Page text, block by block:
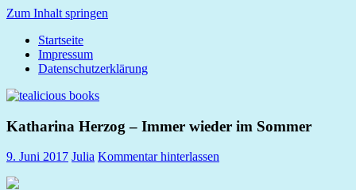
Zum Inhalt springen
tealicious
books
Startseite
Impressum
Datenschutzerklärung
Katharina Herzog – Immer wieder im Sommer
9. Juni 2017 Julia Kommentar hinterlassen